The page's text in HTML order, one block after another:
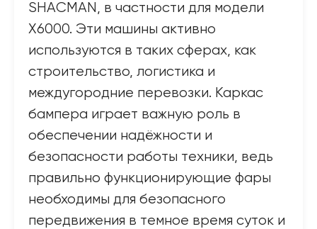
SHACMAN, в частности для модели
X6000. Эти машины активно
используются в таких сферах, как
строительство, логистика и
междугородние перевозки. Каркас
бампера играет важную роль в
обеспечении надёжности и
безопасности работы техники, ведь
правильно функционирующие фары
необходимы для безопасного
передвижения в темное время суток и